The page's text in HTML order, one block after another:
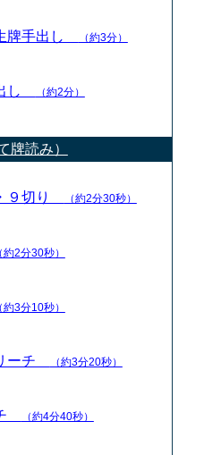
牌手出し （約3分）
し （約2分）
牌読み）
９切り （約2分30秒）
約2分30秒）
約3分10秒）
ーチ （約3分20秒）
（約4分40秒）